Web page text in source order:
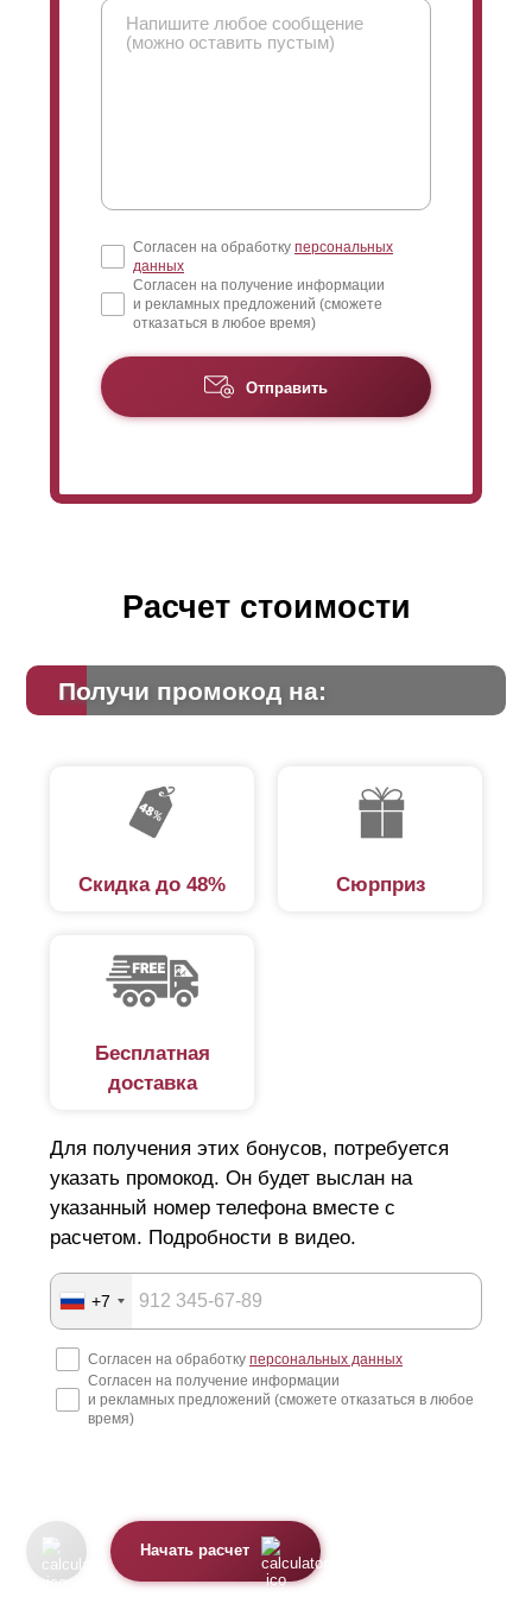
Согласен на обработку персональных
данных
Согласен на получение информации
и рекламных предложений (сможете
отказаться в любое время)
Отправить
Расчет стоимости
Получи промокод на:
Скидка до 48% Сюрприз
Бесплатная
доставка
Для получения этих бонусов, потребуется
указать промокод. Он будет выслан на
указанный номер телефона вместе с
расчетом. Подробности в видео.
+7
Согласен на обработку персональных данных
Согласен на получение информации
и рекламных предложений (сможете отказаться в любое
время)
Начать расчет